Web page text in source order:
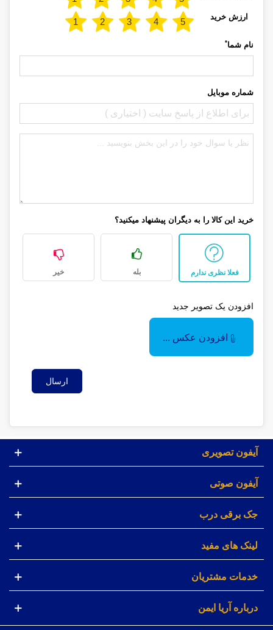
ارزش خرید
نام شما*
شماره موبایل
خرید این کالا را به دیگران پیشنهاد میکنید؟
فعلا نظری ندارم بله خیر
افزودن یک تصویر جدید
افزودن عکس ...
ارسال
آیفون تصویری
آیفون صوتی
جک برقی درب
لینک های مفید
خدمات مشتریان
درباره آریا ایمن